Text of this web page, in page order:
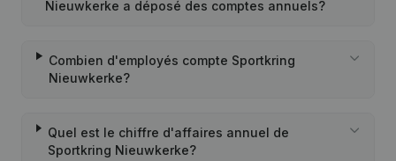
Nieuwkerke a déposé des comptes annuels?
Combien d'employés compte Sportkring
Nieuwkerke?
Quel est le chiffre d'affaires annuel de
Sportkring Nieuwkerke?